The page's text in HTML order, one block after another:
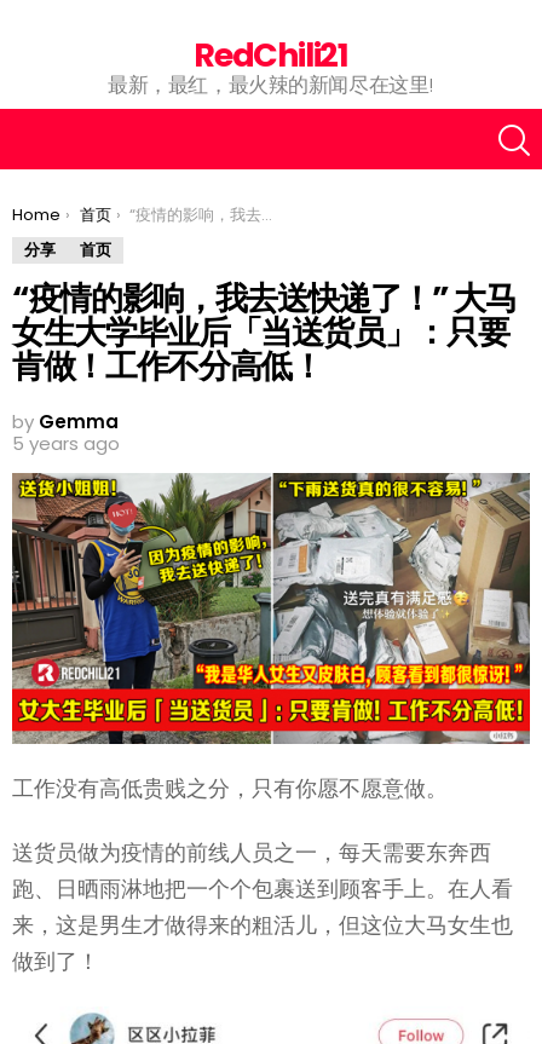
RedChili21
最新，最红，最火辣的新闻尽在这里!
You are here:
Home 首页
“疫情的影响，我去送快递了！” 大马女生大学毕业后「当送货员」：只要肯做！工作不分高低！
分享
首页
“疫情的影响，我去送快递了！” 大马
女生大学毕业后「当送货员」：只要
肯做！工作不分高低！
by Gemma
5 years ago
工作没有高低贵贱之分，只有你愿不愿意做。
送货员做为疫情的前线人员之一，每天需要东奔西
跑、日晒雨淋地把一个个包裹送到顾客手上。在人看
来，这是男生才做得来的粗活儿，但这位大马女生也
做到了！